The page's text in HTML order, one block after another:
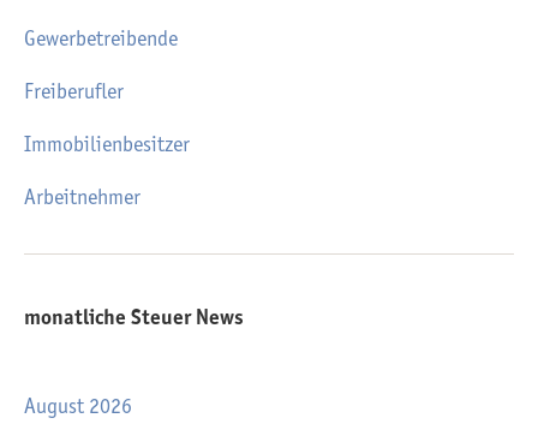
Gewerbetreibende
Freiberufler
Immobilienbesitzer
Arbeitnehmer
monatliche Steuer News
August 2026